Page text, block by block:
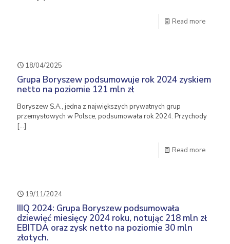
Read more
18/04/2025
Grupa Boryszew podsumowuje rok 2024 zyskiem
netto na poziomie 121 mln zł
Boryszew S.A., jedna z największych prywatnych grup
przemysłowych w Polsce, podsumowała rok 2024. Przychody
[…]
Read more
19/11/2024
IIIQ 2024: Grupa Boryszew podsumowała
dziewięć miesięcy 2024 roku, notując 218 mln zł
EBITDA oraz zysk netto na poziomie 30 mln
złotych.